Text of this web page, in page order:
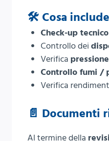
🛠️ Cosa
Check-up tecnico
Controllo dei
Verifica
Controllo fumi /
Verifica
📄 Documenti
Al termine della